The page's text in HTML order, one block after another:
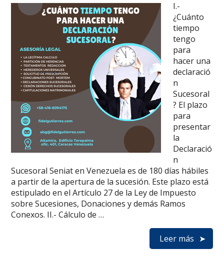
I.-
¿Cuánto
tiempo
tengo
para
hacer una
declaració
n
Sucesoral
? El plazo
para
presentar
la
Declaració
n
Sucesoral Seniat en Venezuela es de 180 días hábiles
a partir de la apertura de la sucesión. Este plazo está
estipulado en el Artículo 27 de la Ley de Impuesto
sobre Sucesiones, Donaciones y demás Ramos
Conexos. II.- Cálculo de …
Leer más